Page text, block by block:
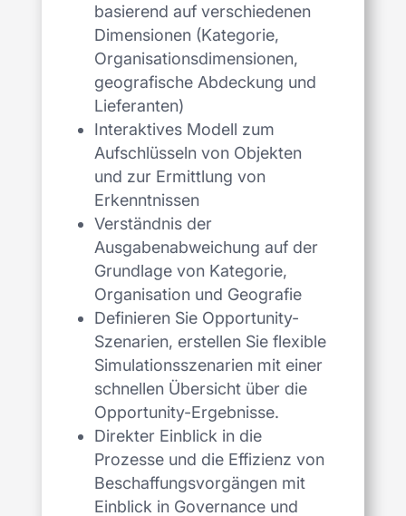
basierend auf verschiedenen
Dimensionen (Kategorie,
Organisationsdimensionen,
geografische Abdeckung und
Lieferanten)
Interaktives Modell zum
Aufschlüsseln von Objekten
und zur Ermittlung von
Erkenntnissen
Verständnis der
Ausgabenabweichung auf der
Grundlage von Kategorie,
Organisation und Geografie
Definieren Sie Opportunity-
Szenarien, erstellen Sie flexible
Simulationsszenarien mit einer
schnellen Übersicht über die
Opportunity-Ergebnisse.
Direkter Einblick in die
Prozesse und die Effizienz von
Beschaffungsvorgängen mit
Einblick in Governance und